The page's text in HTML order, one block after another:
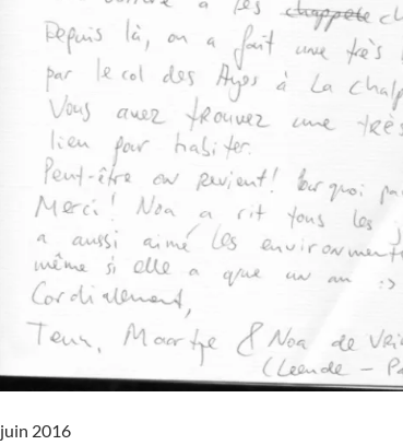
juin 2016